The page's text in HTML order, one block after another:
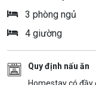
3 phòng ngủ
4 giường
Quy định nấu ăn